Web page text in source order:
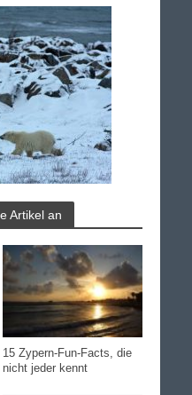
Artikel an
15 Zypern-Fun-Facts, die
nicht jeder kennt